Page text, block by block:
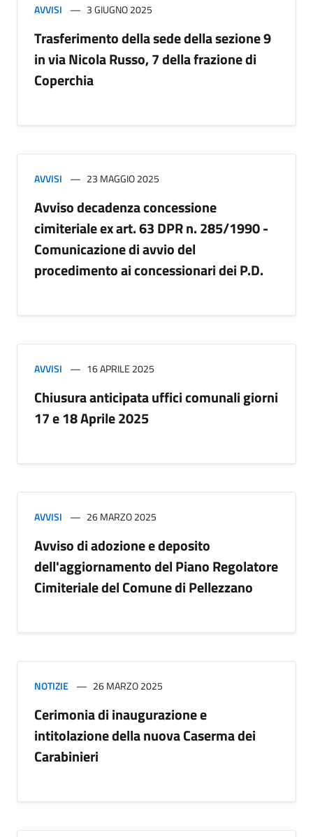
AVVISI 3 GIUGNO 2025
Trasferimento della sede della sezione 9
in via Nicola Russo, 7 della frazione di
Coperchia
AVVISI 23 MAGGIO 2025
Avviso decadenza concessione
cimiteriale ex art. 63 DPR n. 285/1990 -
Comunicazione di avvio del
procedimento ai concessionari dei P.D.
AVVISI 16 APRILE 2025
Chiusura anticipata uffici comunali giorni
17 e 18 Aprile 2025
AVVISI 26 MARZO 2025
Avviso di adozione e deposito
dell'aggiornamento del Piano Regolatore
Cimiteriale del Comune di Pellezzano
NOTIZIE 26 MARZO 2025
Cerimonia di inaugurazione e
intitolazione della nuova Caserma dei
Carabinieri